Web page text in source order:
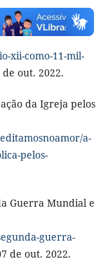
11 mil judeus
xii-como-11-mil-
out. 2022.
da Igreja pelos
a-
pelos-
Guerra Mundial e
guerra-
de out. 2022.